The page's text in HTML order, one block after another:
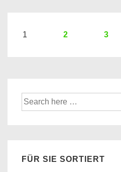
Summe
Euro
1 2 3
Suche
nach:
FÜR SIE SORTIERT